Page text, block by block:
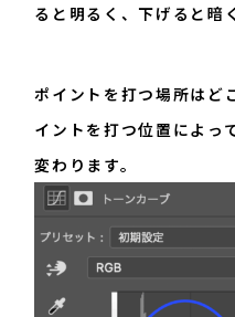
ると明るく、下げると暗
ポイントを打つ場所はど
イントを打つ位置によっ
変わります。